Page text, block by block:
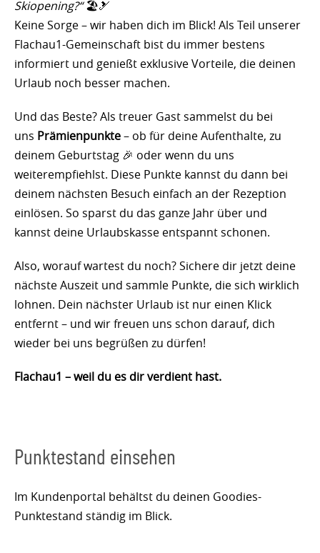
Skiopening?“ 🏖️🎿
Keine Sorge – wir haben dich im Blick! Als Teil unserer
Flachau1-Gemeinschaft bist du immer bestens
informiert und genießt exklusive Vorteile, die deinen
Urlaub noch besser machen.
Und das Beste? Als treuer Gast sammelst du bei
uns Prämienpunkte– ob für deine Aufenthalte, zu
deinem Geburtstag 🎉 oder wenn du uns
weiterempfiehlst. Diese Punkte kannst du dann bei
deinem nächsten Besuch einfach an der Rezeption
einlösen. So sparst du das ganze Jahr über und
kannst deine Urlaubskasse entspannt schonen.
Also, worauf wartest du noch? Sichere dir jetzt deine
nächste Auszeit und sammle Punkte, die sich wirklich
lohnen. Dein nächster Urlaub ist nur einen Klick
entfernt – und wir freuen uns schon darauf, dich
wieder bei uns begrüßen zu dürfen!
Flachau1 – weil du es dir verdient hast.
Punktestand einsehen
Im Kundenportal behältst du deinen Goodies-
Punktestand ständig im Blick.